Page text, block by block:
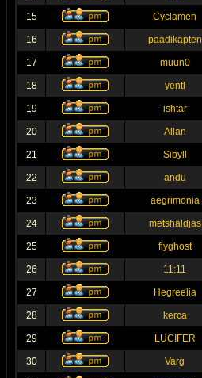
15 Cyclamen
16 paadikapten
17 muun0
18 yentl
19 ishtar
20 Allan
21 Sibyll
22 andu
23 aegrimonia
24 metshaldjas
25 flyghost
26 11:11
27 Hegreelia
28 kerca
29 LUCIFER
30 Varg